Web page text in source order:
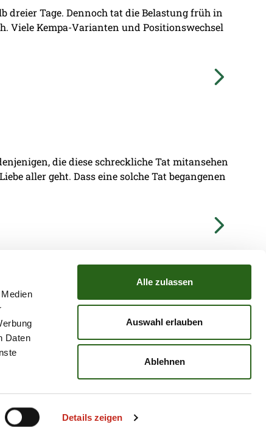
Daten
Details zeigen
Alle zulassen
Auswahl erlauben
Ablehnen
dreier Tage. Dennoch tat die Belastung früh in
Viele Kempa-Varianten und Positionswechsel
die diese schreckliche Tat mitansehen
aller geht. Dass eine solche Tat begangenen
ATGB